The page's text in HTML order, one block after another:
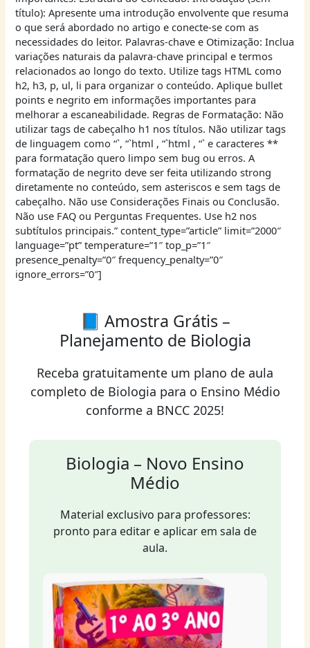
título): Apresente uma introdução envolvente que resuma
o que será abordado no artigo e conecte-se com as
necessidades do leitor. Palavras-chave e Otimização: Inclua
variações naturais da palavra-chave principal e termos
relacionados ao longo do texto. Utilize tags HTML como
h2, h3, p, ul, li para organizar o conteúdo. Aplique bullet
points e negrito em informações importantes para
melhorar a escaneabilidade. Regras de Formatação: Não
utilizar tags de cabeçalho h1 nos títulos. Não utilizar tags
de linguagem como “`, “`html , “`html , “` e caracteres **
para formatação quero limpo sem bug ou erros. A
formatação de negrito deve ser feita utilizando strong
diretamente no conteúdo, sem asteriscos e sem tags de
cabeçalho. Não use Considerações Finais ou Conclusão.
Não use FAQ ou Perguntas Frequentes. Use h2 nos
subtítulos principais.” content_type=”article” limit=”2000″
language=”pt” temperature=”1″ top_p=”1″
presence_penalty=”0″ frequency_penalty=”0″
ignore_errors=”0″]
📘 Amostra Grátis –
Planejamento de Biologia
Receba gratuitamente um plano de aula
completo de Biologia para o Ensino Médio
conforme a BNCC 2025!
Biologia – Novo Ensino
Médio
Material exclusivo para professores:
pronto para editar e aplicar em sala de
aula.